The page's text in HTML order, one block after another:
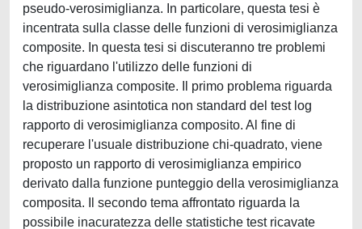
pseudo-verosimiglianza. In particolare, questa tesi è
incentrata sulla classe delle funzioni di verosimiglianza
composite. In questa tesi si discuteranno tre problemi
che riguardano l'utilizzo delle funzioni di
verosimiglianza composite. Il primo problema riguarda
la distribuzione asintotica non standard del test log
rapporto di verosimiglianza composito. Al fine di
recuperare l'usuale distribuzione chi-quadrato, viene
proposto un rapporto di verosimiglianza empirico
derivato dalla funzione punteggio della verosimiglianza
composita. Il secondo tema affrontato riguarda la
possibile inacuratezza delle statistiche test ricavate